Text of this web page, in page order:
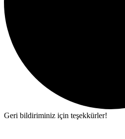
Geri bildiriminiz için teşekkürler!